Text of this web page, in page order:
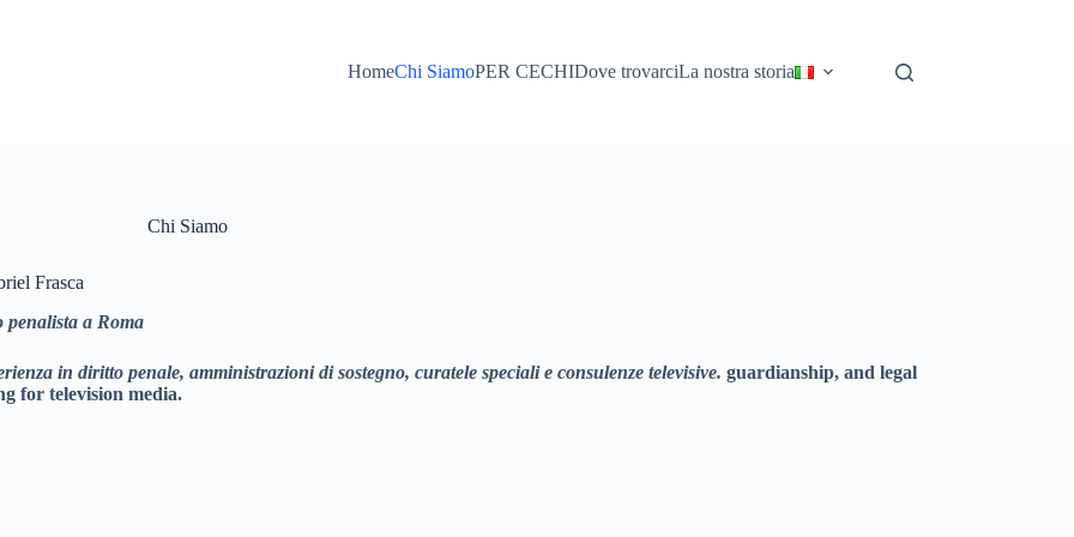
HomeChi SiamoPER CECHIDove trovarciLa nostra storia
Chi Siamo
Frasca
penalista a Roma
in diritto penale, amministrazioni di sostegno, curatele speciali e consulenze televisive. guardianship, and legal
for television media.